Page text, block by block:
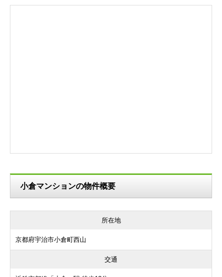
小倉マンションの物件概要
所在地
京都府宇治市小倉町西山
交通